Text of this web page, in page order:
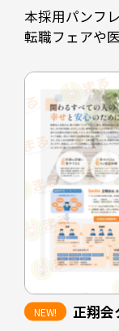
本採用パンフ
転職フェアや
既存スタッフ
知人に紹介で
医院としての
構成としてい
また、見学者
印象が薄れな
フェアなど限
方向性や特徴
きる内容にま
加えて、採用
正翔会